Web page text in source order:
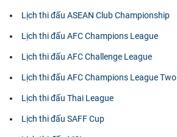
Lịch thi đấu ASEAN Club Championship
Lịch thi đấu AFC Champions League
Lịch thi đấu AFC Challenge League
Lịch thi đấu AFC Champions League Two
Lịch thi đấu Thai League
Lịch thi đấu SAFF Cup